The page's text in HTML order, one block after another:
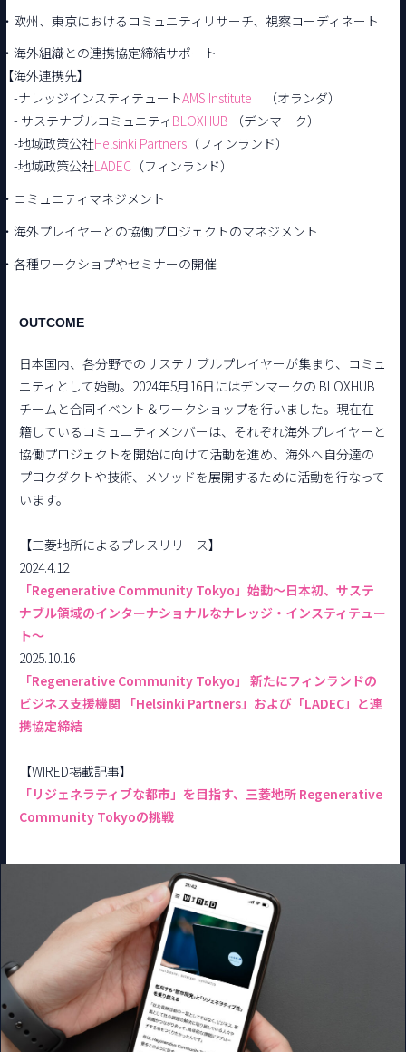
・欧州、東京におけるコミュニティリサーチ、視察コーディネート
・海外組織との連携協定締結サポート
【海外連携先】
-ナレッジインスティテュートAMS Institute （オランダ）
- サステナブルコミュニティ BLOXHUB （デンマーク）
-地域政策公社Helsinki Partners （フィンランド）
-地域政策公社LADEC （フィンランド）
・コミュニティマネジメント
・海外プレイヤーとの協働プロジェクトのマネジメント
・各種ワークショプやセミナーの開催
OUTCOME
日本国内、各分野でのサステナブルプレイヤーが集まり、コミュ
ニティとして始動。2024年5月16日にはデンマークの BLOXHUB
チームと合同イベント＆ワークショップを行いました。現在在
籍しているコミュニティメンバーは、それぞれ海外プレイヤーと
協働プロジェクトを開始に向けて活動を進め、海外へ自分達の
プロクダクトや技術、メソッドを展開するために活動を行なって
います。
【三菱地所によるプレスリリース】
2024.4.12
「Regenerative Community Tokyo」始動～日本初、サステ
ナブル領域のインターナショナルなナレッジ・インスティテュー
ト～
2025.10.16
「Regenerative Community Tokyo」 新たにフィンランドの
ビジネス支援機関 「Helsinki Partners」および「LADEC」と連
携協定締結
【WIRED掲載記事】
「リジェネラティブな都市」を目指す、三菱地所 Regenerative
Community Tokyoの挑戦